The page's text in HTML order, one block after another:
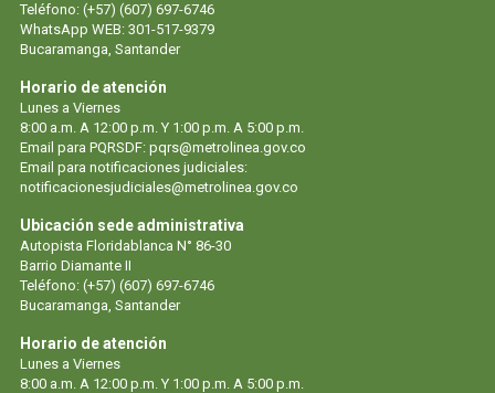
Teléfono: (+57) (607) 697-6746
WhatsApp WEB: 301-517-9379
Bucaramanga, Santander
Horario de atención
Lunes a Viernes
8:00 a.m. A 12:00 p.m. Y 1:00 p.m. A 5:00 p.m.
Email para PQRSDF: pqrs@metrolinea.gov.co
Email para notificaciones judiciales:
notificacionesjudiciales@metrolinea.gov.co
Ubicación sede administrativa
Autopista Floridablanca N° 86-30
Barrio Diamante II
Teléfono: (+57) (607) 697-6746
Bucaramanga, Santander
Horario de atención
Lunes a Viernes
8:00 a.m. A 12:00 p.m. Y 1:00 p.m. A 5:00 p.m.